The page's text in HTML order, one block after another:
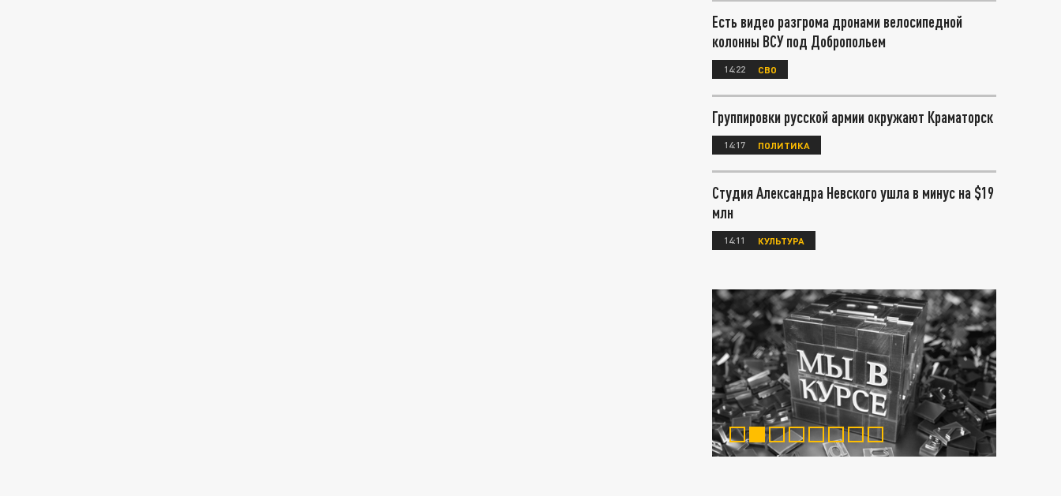
Есть видео разгрома дронами велосипедной
колонны ВСУ под Добропольем
14:22 СВО
Группировки русской армии окружают Краматорск
14:17 ПОЛИТИКА
Студия Александра Невского ушла в минус на $19
млн
14:11 КУЛЬТУРА